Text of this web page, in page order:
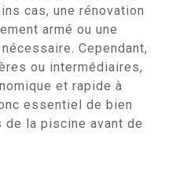
cas, une rénovation
armé ou une
Cependant,
ou intermédiaires,
et rapide à
essentiel de bien
la piscine avant de